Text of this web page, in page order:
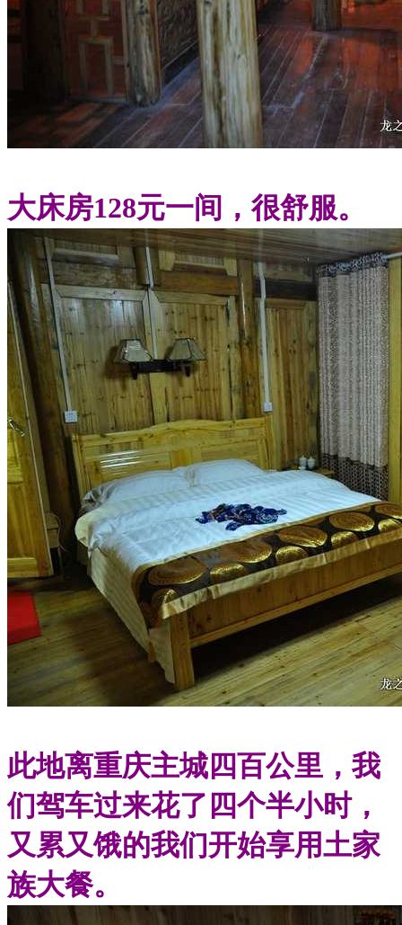
大床房128元一间，很舒服。
此地离重庆主城四百公里，我
们驾车过来花了四个半小时，
又累又饿的我们开始享用土家
族大餐。